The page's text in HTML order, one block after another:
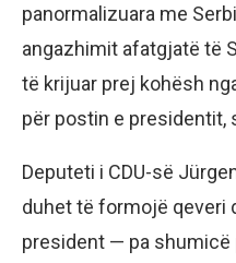
panormalizuara me
angazhimit afatgjatë të
të krijuar prej kohësh
për postin e presidentit,
Deputeti i CDU-së
duhet të formojë qeveri
president — pa shumicë